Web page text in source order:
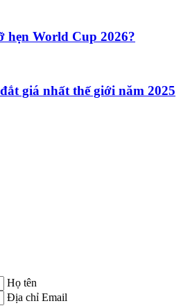
hẹn World Cup 2026?
giá nhất thế giới năm 2025
Họ tên
Địa chỉ Email